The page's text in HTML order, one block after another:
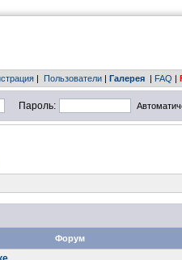
| Пользователи | Галерея | FAQ |
Пароль:
Форум